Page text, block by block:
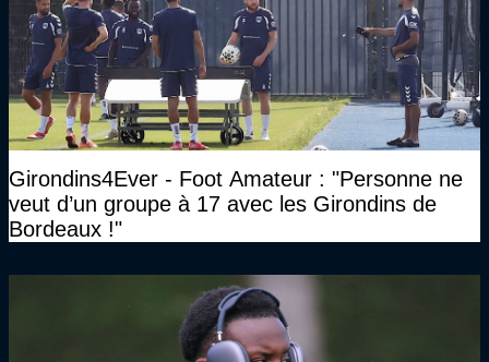
Girondins4Ever - Foot Amateur : "Personne ne
veut d’un groupe à 17 avec les Girondins de
Bordeaux !"